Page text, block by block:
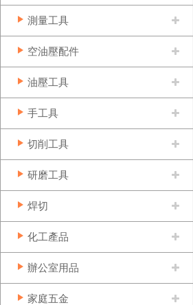
測量工具
空油壓配件
油壓工具
手工具
切削工具
研磨工具
焊切
化工產品
辦公室用品
家庭五金